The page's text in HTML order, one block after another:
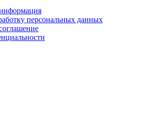
персональных данных